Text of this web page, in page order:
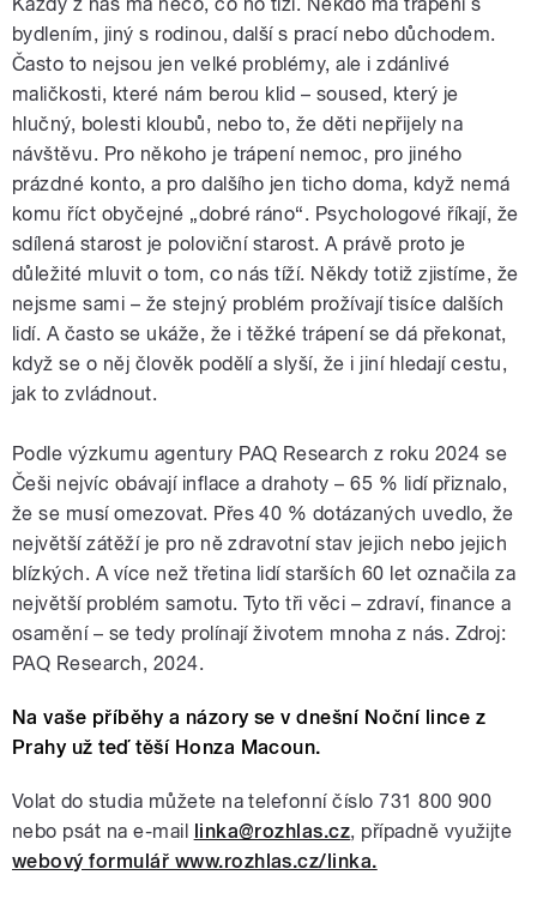
bydlením, jiný s rodinou, další s prací nebo důchodem.
Často to nejsou jen velké problémy, ale i zdánlivé
maličkosti, které nám berou klid – soused, který je
hlučný, bolesti kloubů, nebo to, že děti nepřijely na
návštěvu. Pro někoho je trápení nemoc, pro jiného
prázdné konto, a pro dalšího jen ticho doma, když nemá
komu říct obyčejné „dobré ráno“. Psychologové říkají, že
sdílená starost je poloviční starost. A právě proto je
důležité mluvit o tom, co nás tíží. Někdy totiž zjistíme, že
nejsme sami – že stejný problém prožívají tisíce dalších
lidí. A často se ukáže, že i těžké trápení se dá překonat,
když se o něj člověk podělí a slyší, že i jiní hledají cestu,
jak to zvládnout.
Podle výzkumu agentury PAQ Research z roku 2024 se
Češi nejvíc obávají inflace a drahoty – 65 % lidí přiznalo,
že se musí omezovat. Přes 40 % dotázaných uvedlo, že
největší zátěží je pro ně zdravotní stav jejich nebo jejich
blízkých. A více než třetina lidí starších 60 let označila za
největší problém samotu. Tyto tři věci – zdraví, finance a
osamění – se tedy prolínají životem mnoha z nás. Zdroj:
PAQ Research, 2024.
Na vaše příběhy a názory se v dnešní Noční lince z
Prahy už teď těší Honza Macoun.
Volat do studia můžete na telefonní číslo 731 800 900
nebo psát na e-mail linka@rozhlas.cz, případně využijte
webový formulář www.rozhlas.cz/linka.